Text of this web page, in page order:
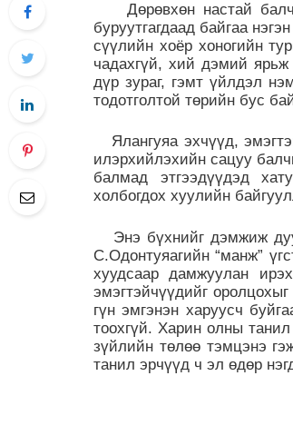
Дөрөвхөн настай
буруутгагдаад байгаа
сүүлийн хоёр хоногийн
чадахгүй, хий дэмий
дүр зураг, гэмт үйлдэл
тодотголтой төрийн бус
Ялангуяа эхчүүд,
илэрхийлэхийн сацуу
балмад этгээдүүдэд
холбогдох хуулийн
Энэ бүхнийг дэмжиж
С.Одонтуяагийн “манж”
хуудсаар дамжуулан
эмэгтэйчүүдийг
гүн эмгэнэн харуусч
тоохгүй. Харин олны
зүйлийн төлөө тэмцэнэ
танил эрчүүд ч эл өдөр